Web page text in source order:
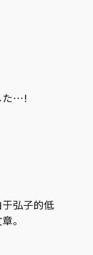
た…!
弘子的低
。